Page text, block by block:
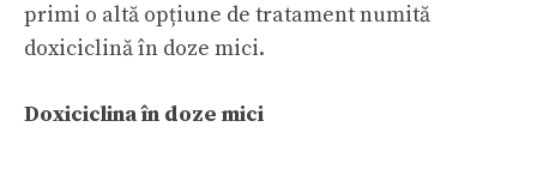
primi o altă opțiune de tratament numită
doxiciclină în doze mici.
Doxiciclina în doze mici